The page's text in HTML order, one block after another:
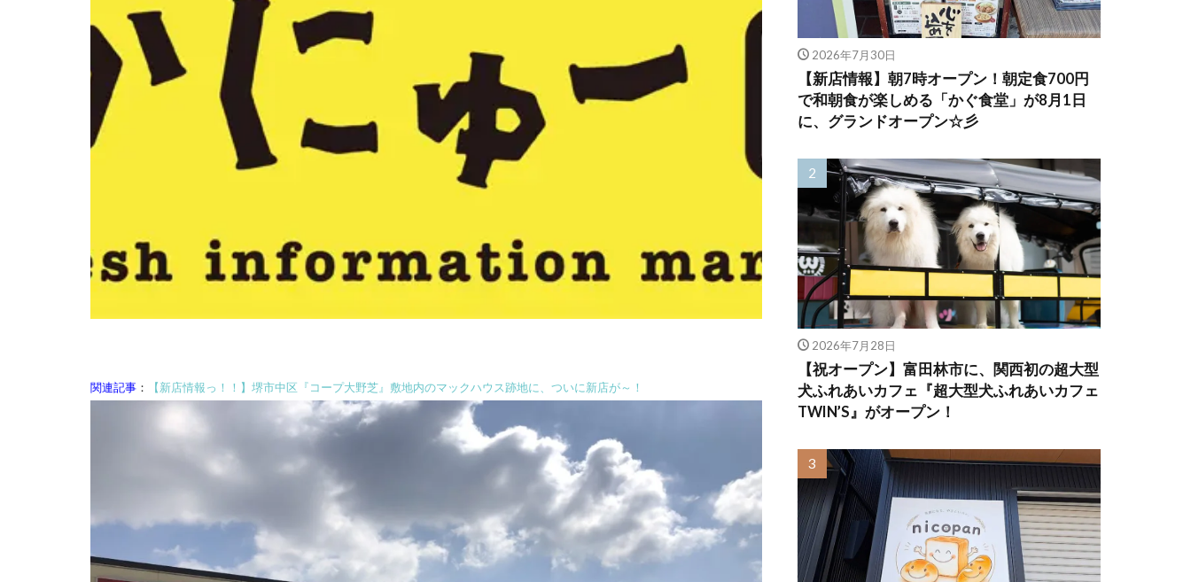
関連記事 ： 【新店情報っ！！】堺市中区『コープ大野芝』敷地内のマックハウス跡地に、ついに新店が～！
2026年7月30日
【新店情報】朝7時オープン！朝定食700円
で和朝食が楽しめる「かぐ食堂」が8月1日
に、グランドオープン☆彡
2026年7月28日
【祝オープン】富田林市に、関西初の超大型
犬ふれあいカフェ『超大型犬ふれあいカフェ
TWIN’S』がオープン！